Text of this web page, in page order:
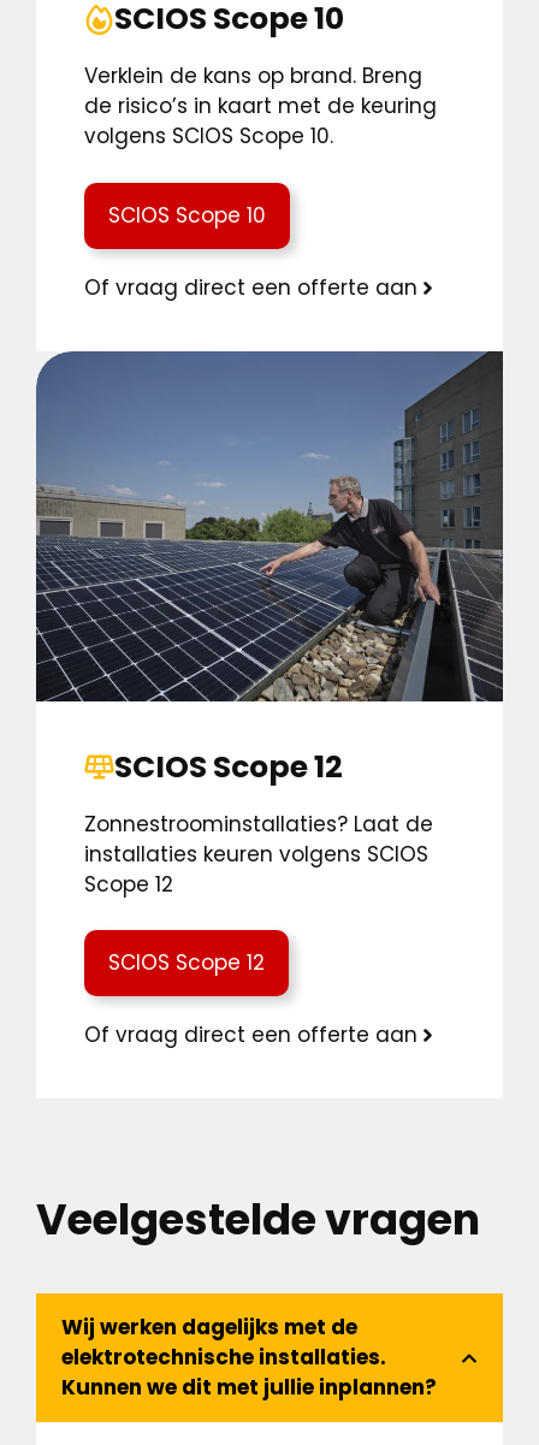
SCIOS Scope 10
Verklein de kans op brand. Breng
de risico’s in kaart met de keuring
volgens SCIOS Scope 10.
SCIOS Scope 10
Of vraag direct een offerte aan
SCIOS Scope 12
Zonnestroominstallaties? Laat de
installaties keuren volgens SCIOS
Scope 12
SCIOS Scope 12
Of vraag direct een offerte aan
Veelgestelde vragen
Wij werken dagelijks met de
elektrotechnische installaties.
Kunnen we dit met jullie inplannen?